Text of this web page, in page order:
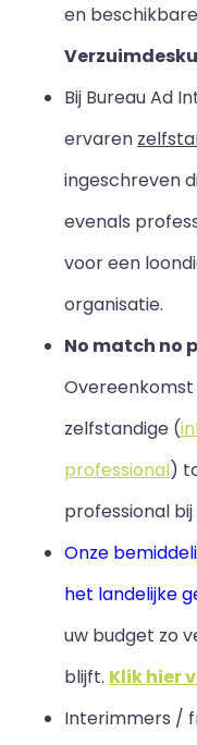
en beschikbare
Bij Bureau Ad
ervaren
ingeschreven
evenals
voor een
organisatie.
No match no
zelfstandige (
professional)
professional
Onze
het landelijke
uw budget zo
blijft. Klik hier
Interimmers /